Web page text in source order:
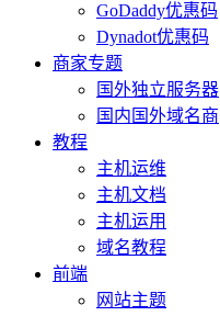
GoDaddy优惠码
Dynadot优惠码
商家专题
国外独立服务器
国内国外域名商
教程
主机运维
主机文档
主机运用
域名教程
前端
网站主题